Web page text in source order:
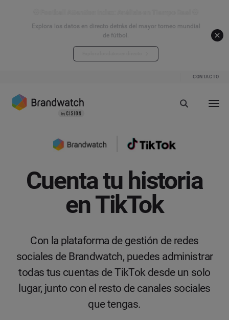
Explora los datos en directo detrás del mayor torneo mundial
de fútbol.
CONTACTO
Cuenta tu historia
en TikTok
Con la plataforma de gestión de redes
sociales de Brandwatch, puedes administrar
todas tus cuentas de TikTok desde un solo
lugar, junto con el resto de canales sociales
que tengas.